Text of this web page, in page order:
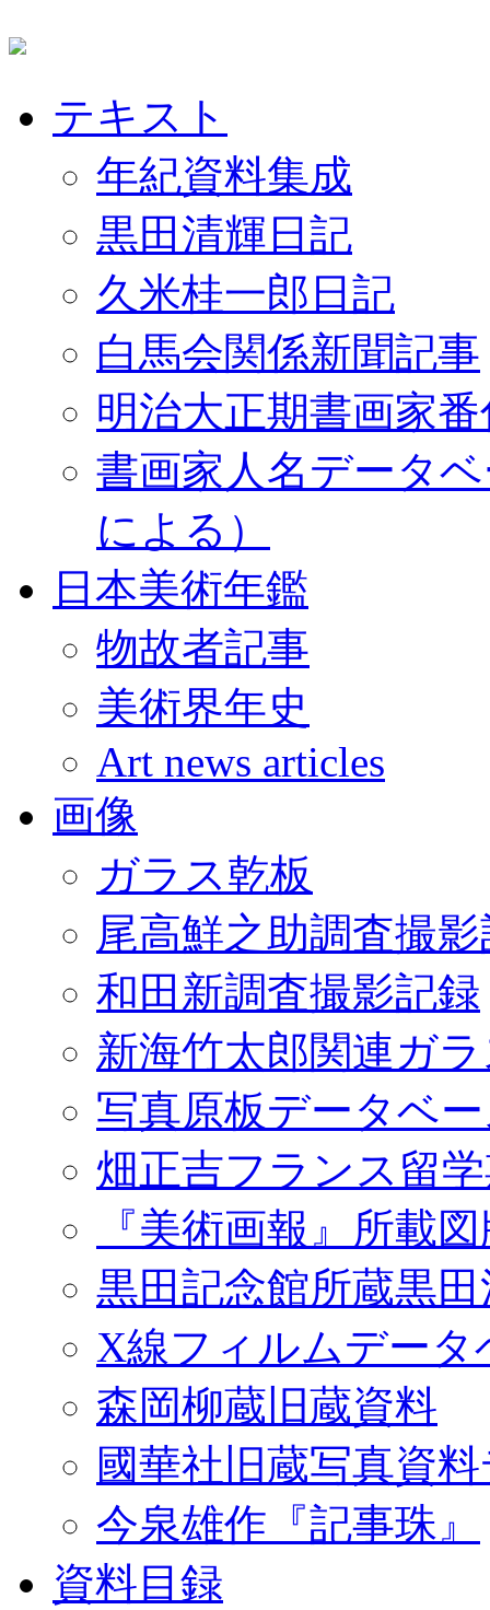
テキスト
年紀資料集成
黒田清輝日記
久米桂一郎日記
白馬会関係新聞記事
明治大正期書画家
書画家人名データ
による）
日本美術年鑑
物故者記事
美術界年史
Art news articles
画像
ガラス乾板
尾高鮮之助調査撮
和田新調査撮影記録
新海竹太郎関連ガ
写真原板データベ
畑正吉フランス留
『美術画報』所載
黒田記念館所蔵黒
X線フィルムデータ
森岡柳蔵旧蔵資料
國華社旧蔵写真資
今泉雄作『記事珠』
資料目録